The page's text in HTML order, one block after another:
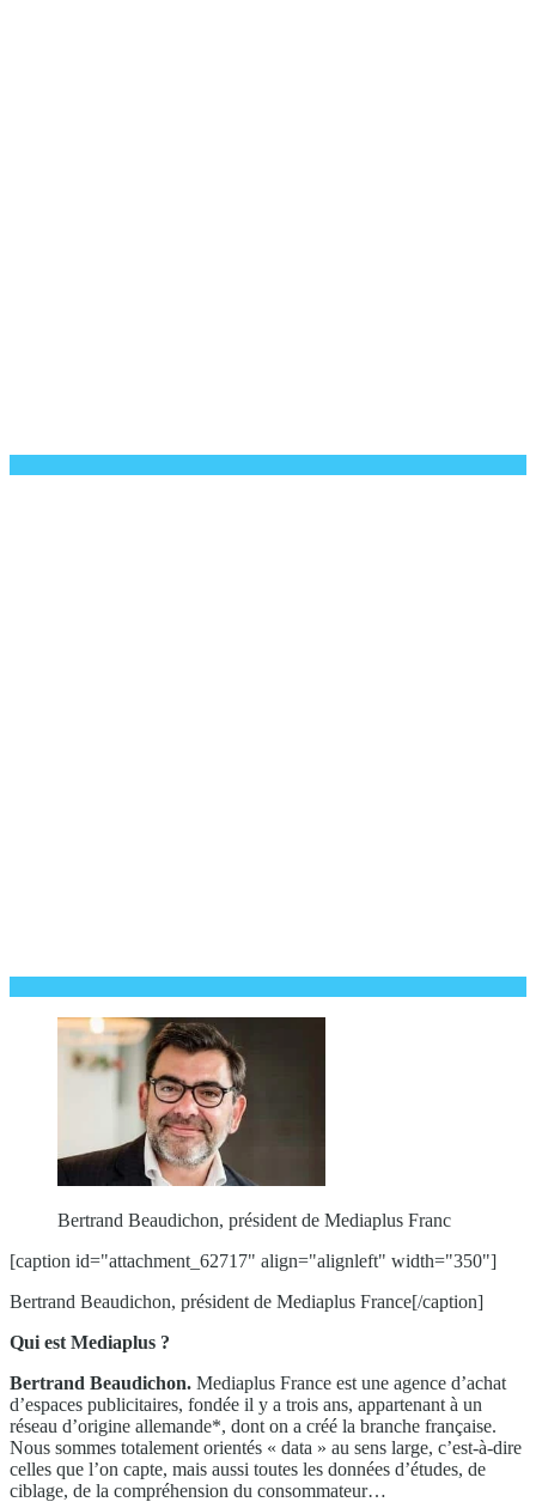
Bertrand Beaudichon, président de Mediaplus Franc
[caption id="attachment_62717" align="alignleft" width="350"]
Bertrand Beaudichon, président de Mediaplus France[/caption]
Qui est Mediaplus ?
Bertrand Beaudichon. Mediaplus France est une agence d’achat
d’espaces publicitaires, fondée il y a trois ans, appartenant à un
réseau d’origine allemande*, dont on a créé la branche française.
Nous sommes totalement orientés « data » au sens large, c’est-à-dire
celles que l’on capte, mais aussi toutes les données d’études, de
ciblage, de la compréhension du consommateur…